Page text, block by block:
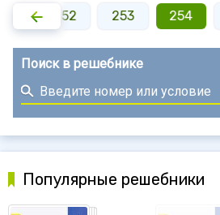
252 253 254
Поиск в решебнике
Популярные решебники